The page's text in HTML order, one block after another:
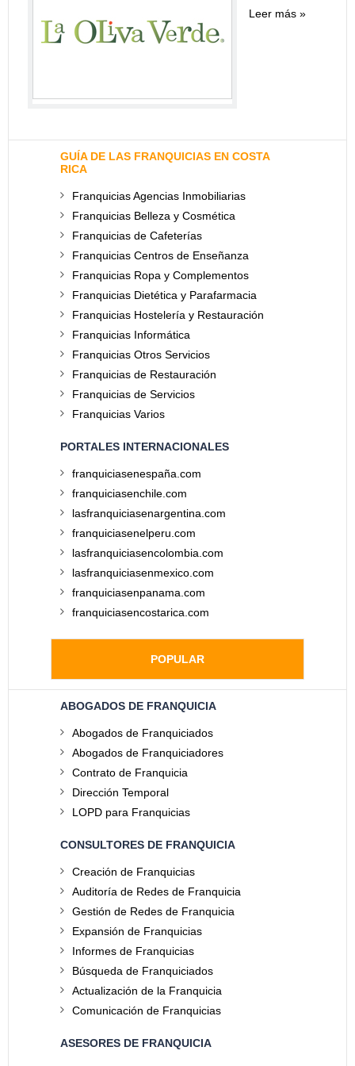
Leer más
GUÍA DE LAS FRANQUICIAS EN COSTA
RICA
Franquicias Agencias Inmobiliarias
Franquicias Belleza y Cosmética
Franquicias de Cafeterías
Franquicias Centros de Enseñanza
Franquicias Ropa y Complementos
Franquicias Dietética y Parafarmacia
Franquicias Hostelería y Restauración
Franquicias Informática
Franquicias Otros Servicios
Franquicias de Restauración
Franquicias de Servicios
Franquicias Varios
PORTALES INTERNACIONALES
franquiciasenespaña.com
franquiciasenchile.com
lasfranquiciasenargentina.com
franquiciasenelperu.com
lasfranquiciasencolombia.com
lasfranquiciasenmexico.com
franquiciasenpanama.com
franquiciasencostarica.com
POPULAR
ABOGADOS DE FRANQUICIA
Abogados de Franquiciados
Abogados de Franquiciadores
Contrato de Franquicia
Dirección Temporal
LOPD para Franquicias
CONSULTORES DE FRANQUICIA
Creación de Franquicias
Auditoría de Redes de Franquicia
Gestión de Redes de Franquicia
Expansión de Franquicias
Informes de Franquicias
Búsqueda de Franquiciados
Actualización de la Franquicia
Comunicación de Franquicias
ASESORES DE FRANQUICIA